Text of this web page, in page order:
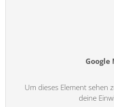
Google
Um dieses Element sehen
deine